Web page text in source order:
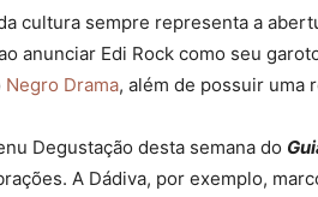
cultura sempre representa a
anunciar Edi Rock como seu
Negro Drama, além de possuir uma
Degustação desta semana do
A Dádiva, por exemplo,